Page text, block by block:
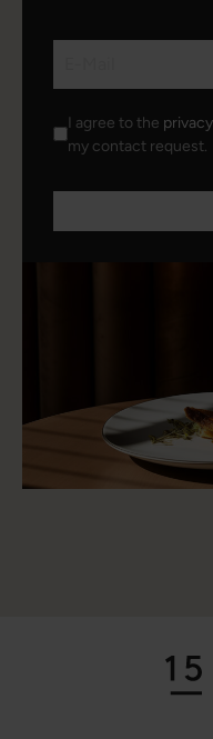
I agree to the
my contact request.